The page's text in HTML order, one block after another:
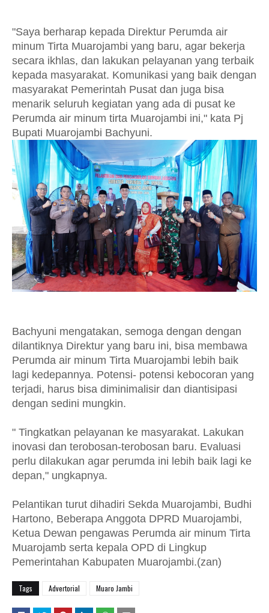
"Saya berharap kepada Direktur Perumda air
minum Tirta Muarojambi yang baru, agar bekerja
secara ikhlas, dan lakukan pelayanan yang terbaik
kepada masyarakat. Komunikasi yang baik dengan
masyarakat Pemerintah Pusat dan juga bisa
menarik seluruh kegiatan yang ada di pusat ke
Perumda air minum tirta Muarojambi ini," kata Pj
Bupati Muarojambi Bachyuni.
Bachyuni mengatakan, semoga dengan dengan
dilantiknya Direktur yang baru ini, bisa membawa
Perumda air minum Tirta Muarojambi lebih baik
lagi kedepannya. Potensi- potensi kebocoran yang
terjadi, harus bisa diminimalisir dan diantisipasi
dengan sedini mungkin.
" Tingkatkan pelayanan ke masyarakat. Lakukan
inovasi dan terobosan-terobosan baru. Evaluasi
perlu dilakukan agar perumda ini lebih baik lagi ke
depan," ungkapnya.
Pelantikan turut dihadiri Sekda Muarojambi, Budhi
Hartono, Beberapa Anggota DPRD Muarojambi,
Ketua Dewan pengawas Perumda air minum Tirta
Muarojamb serta kepala OPD di Lingkup
Pemerintahan Kabupaten Muarojambi.(zan)
Tags Advertorial Muaro Jambi